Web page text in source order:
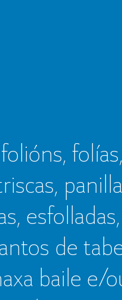
de
baile e/